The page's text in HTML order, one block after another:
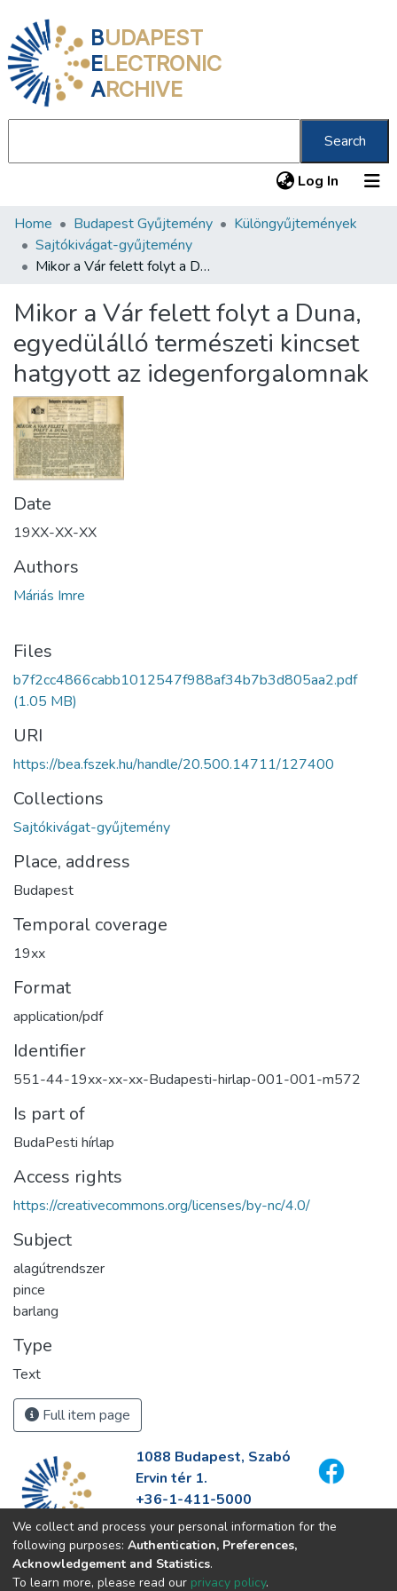
BUDAPEST
ELECTRONIC
ARCHIVE
Search
Log In (current)
Communities & Collections
All of DSpace
Home Budapest Gyűjtemény
Különgyűjtemények
Sajtókivágat-gyűjtemény
Mikor a Vár felett folyt a Duna, egyedülálló természeti kincset hatgyott az idegenforgalomnak
Mikor a Vár felett folyt a Duna,
egyedülálló természeti kincset
hatgyott az idegenforgalomnak
Date
19XX-XX-XX
Authors
Máriás Imre
Files
b7f2cc4866cabb1012547f988af34b7b3d805aa2.pdf
(1.05 MB)
URI
https://bea.fszek.hu/handle/20.500.14711/127400
Collections
Sajtókivágat-gyűjtemény
Place, address
Budapest
Temporal coverage
19xx
Format
application/pdf
Identifier
551-44-19xx-xx-xx-Budapesti-hirlap-001-001-m572
Is part of
BudaPesti hírlap
Access rights
https://creativecommons.org/licenses/by-nc/4.0/
Subject
alagútrendszer
pince
barlang
Type
Text
Full item page
1088 Budapest, Szabó
Ervin tér 1.
+36-1-411-5000
info@fszek.hu
https://fszek.hu
We collect and process your personal information for the
following purposes: Authentication, Preferences,
Acknowledgement and Statistics.
To learn more, please read our privacy policy.